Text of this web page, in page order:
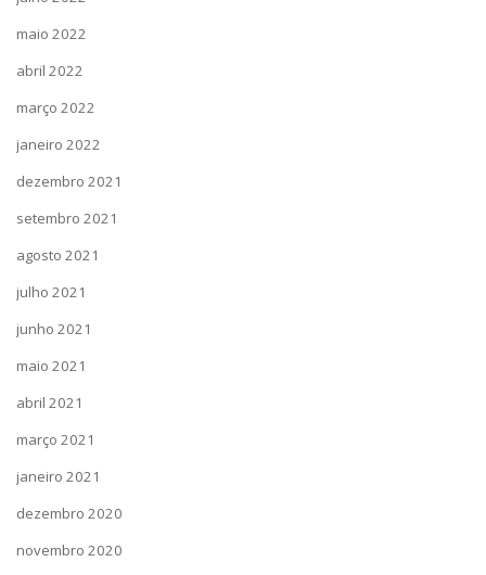
maio 2022
abril 2022
março 2022
janeiro 2022
dezembro 2021
setembro 2021
agosto 2021
julho 2021
junho 2021
maio 2021
abril 2021
março 2021
janeiro 2021
dezembro 2020
novembro 2020